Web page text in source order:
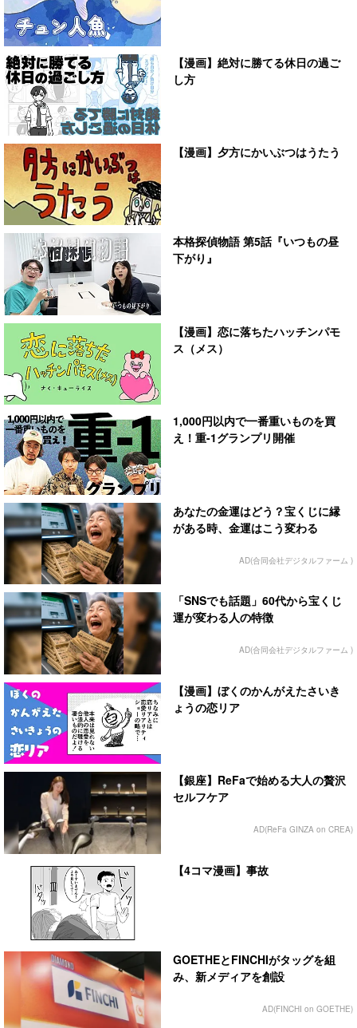
【漫画】絶対に勝てる休日の過ご
し方
【漫画】夕方にかいぶつはうたう
本格探偵物語 第5話『いつもの昼
下がり』
【漫画】恋に落ちたハッチンパモ
ス（メス）
1,000円以内で一番重いものを買
え！重-1グランプリ開催
あなたの金運はどう？宝くじに縁
がある時、金運はこう変わる
AD(合同会社デジタルファーム )
「SNSでも話題」60代から宝くじ
運が変わる人の特徴
AD(合同会社デジタルファーム )
【漫画】ぼくのかんがえたさいき
ょうの恋リア
【銀座】ReFaで始める大人の贅沢
セルフケア
AD(ReFa GINZA on CREA)
【4コマ漫画】事故
GOETHEとFINCHIがタッグを組
み、新メディアを創設
AD(FINCHI on GOETHE)